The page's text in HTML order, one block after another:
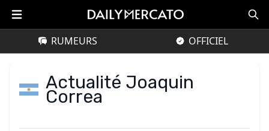
RUMEURS OFFICIEL
Actualité Joaquin
Correa